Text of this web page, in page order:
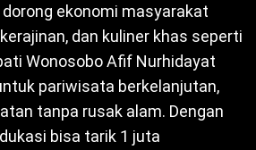
ekonomi masyarakat
dan kuliner khas seperti
Wonosobo Afif Nurhidayat
pariwisata berkelanjutan,
tanpa rusak alam. Dengan
bisa tarik 1 juta